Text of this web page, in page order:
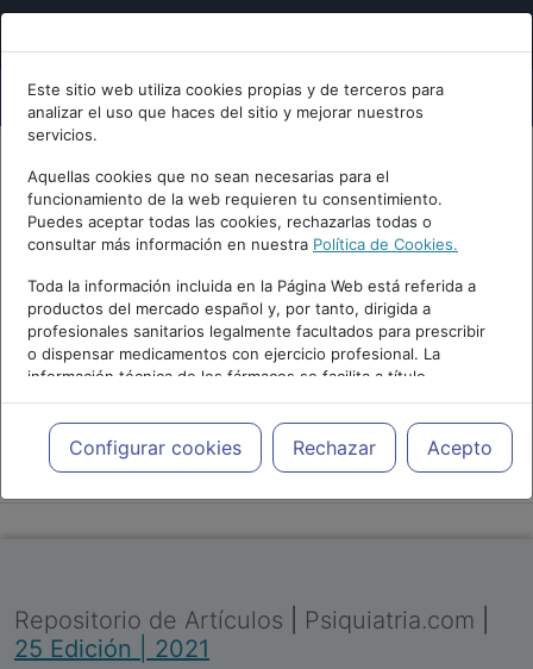
Este sitio web utiliza cookies propias y de terceros para
analizar el uso que haces del sitio y mejorar nuestros
servicios.
Aquellas cookies que no sean necesarias para el
funcionamiento de la web requieren tu consentimiento.
Puedes aceptar todas las cookies, rechazarlas todas o
consultar más información en nuestra Política de Cookies.
Toda la información incluida en la Página Web está referida a
productos del mercado español y, por tanto, dirigida a
profesionales sanitarios legalmente facultados para prescribir
o dispensar medicamentos con ejercicio profesional. La
información técnica de los fármacos se facilita a título
meramente informativo, siendo responsabilidad de los
profesionales facultados prescribir medicamentos y decidir, en
cada caso concreto, el tratamiento más adecuado a las
necesidades del paciente.
Configurar cookies Rechazar Acepto
PUBLICIDAD
Repositorio de Artículos Psiquiatria.com
25 Edición | 2021